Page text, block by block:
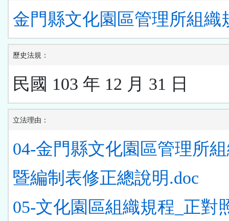
金門縣文化園區管理所組織
歷史法規：
民國 103 年 12 月 31 日
立法理由：
04-金門縣文化園區管理所
暨編制表修正總說明.doc
05-文化園區組織規程_正對